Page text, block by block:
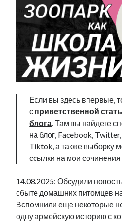
Личное
Нарва и северо-восток
Образование
Парламент и правительство
Фотографии
Экономика
Юмор
Метки
radio narva
ансиппиада
в поисках здравого смысла выборы
евросоюз интервью история
Если вы здесь впервые,
с приветственной
блога Там вы найдете
на блог, Facebook,
Tiktok, а также выборку
ссылки на мои сочинения
14.08.2025: Обсудили
сбыте домашних питомцев
Вспомнили еще некоторые
одну армейскую историю с